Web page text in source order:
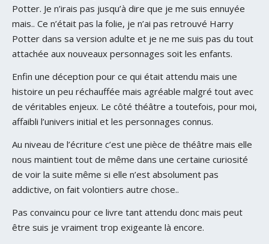
Potter. Je n’irais pas jusqu’à dire que je me suis ennuyée
mais.. Ce n’était pas la folie, je n’ai pas retrouvé Harry
Potter dans sa version adulte et je ne me suis pas du tout
attachée aux nouveaux personnages soit les enfants.
Enfin une déception pour ce qui était attendu mais une
histoire un peu réchauffée mais agréable malgré tout avec
de véritables enjeux. Le côté théâtre a toutefois, pour moi,
affaibli l’univers initial et les personnages connus.
Au niveau de l’écriture c’est une pièce de théâtre mais elle
nous maintient tout de même dans une certaine curiosité
de voir la suite même si elle n’est absolument pas
addictive, on fait volontiers autre chose..
Pas convaincu pour ce livre tant attendu donc mais peut
être suis je vraiment trop exigeante là encore.